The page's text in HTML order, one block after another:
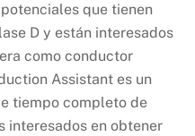
que tienen
D y están interesados
como conductor
Assistant es un
tiempo completo de
interesados en obtener